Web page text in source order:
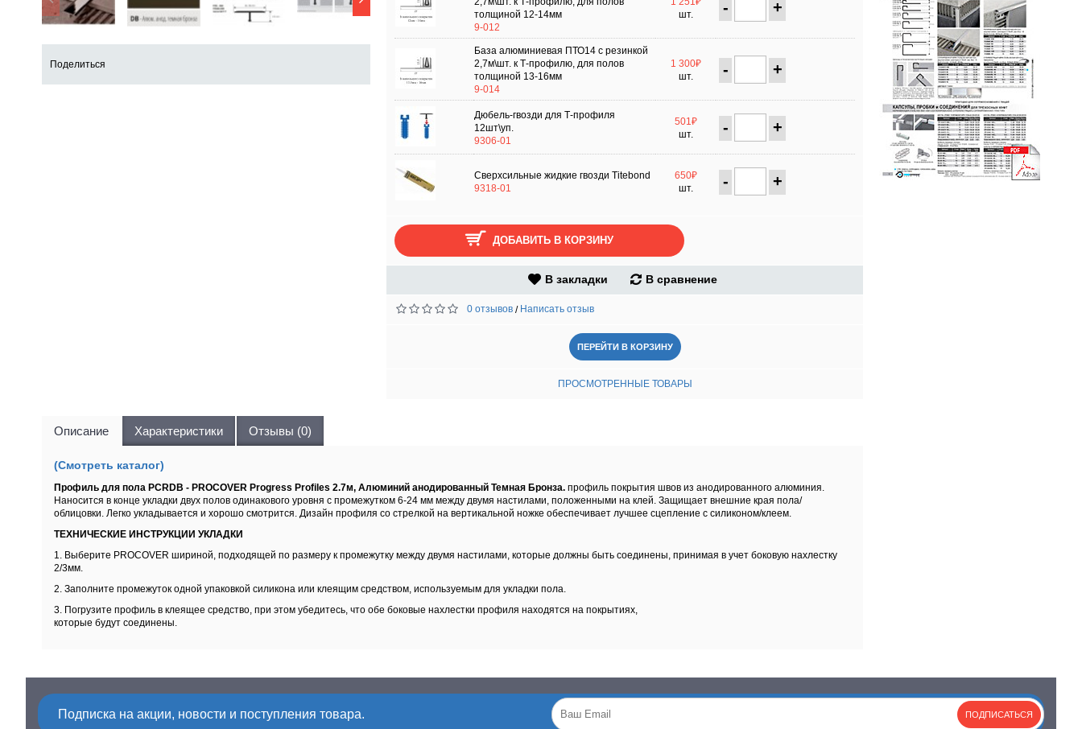
Поделиться
толщиной 12-14мм
9-012
шт.
- +
База алюминиевая ПТО14 с резинкой
2,7м\шт. к Т-профилю, для полов
толщиной 13-16мм
9-014
1 300₽
шт.
- +
Дюбель-гвозди для Т-профиля
12шт\уп.
9306-01
501₽
шт.
- +
Сверхсильные жидкие гвозди Titebond
9318-01
650₽
шт.
- +
ДОБАВИТЬ В КОРЗИНУ
В закладки В сравнение
0 отзывов / Написать отзыв
ПЕРЕЙТИ В КОРЗИНУ
ПРОСМОТРЕННЫЕ ТОВАРЫ
Описание Характеристики Отзывы (0)
(Смотреть каталог)
Профиль для пола PCRDB - PROCOVER Progress Profiles 2.7м, Алюминий анодированный Темная Бронза. профиль покрытия швов из анодированного алюминия.
Наносится в конце укладки двух полов одинакового уровня с промежутком 6-24 мм между двумя настилами, положенными на клей. Защищает внешние края пола/
облицовки. Легко укладывается и хорошо смотрится. Дизайн профиля со стрелкой на вертикальной ножке обеспечивает лучшее сцепление с силиконом/клеем.
ТЕХНИЧЕСКИЕ ИНСТРУКЦИИ УКЛАДКИ
1. Выберите PROCOVER шириной, подходящей по размеру к промежутку между двумя настилами, которые должны быть соединены, принимая в учет боковую нахлестку
2/3мм.
2. Заполните промежуток одной упаковкой силикона или клеящим средством, используемым для укладки пола.
3. Погрузите профиль в клеящее средство, при этом убедитесь, что обе боковые нахлестки профиля находятся на покрытиях,
которые будут соединены.
Подписка на акции, новости и поступления товара. ПОДПИСАТЬСЯ